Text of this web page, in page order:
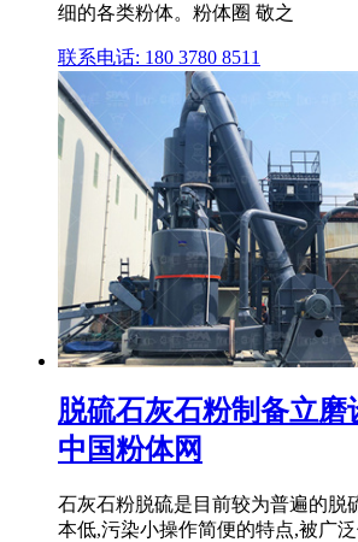
细的各类粉体。粉体圈 敬之
联系电话: 180 3780 8511
脱硫石灰石粉制备立磨
中国粉体网
石灰石粉脱硫是目前较为普遍的脱
本低,污染小操作简便的特点,被广